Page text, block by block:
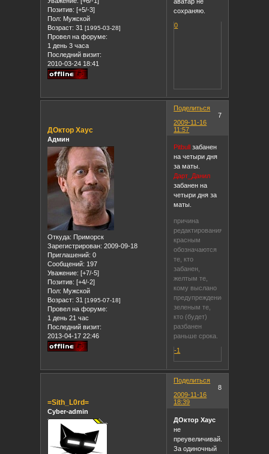
Позитив: [+5/-3]
Пол: Мужской
Возраст: 31[1995-03-28]
Провел на форуме:
1 день 3 часа
Последний визит:
2010-03-24 18:41
сохраняю.
0
Поделиться
7
2009-11-16
11:57
ДОктор Хаус
Админ
Откуда: Приморск
Зарегистрирован: 2009-09-18
Приглашений: 0
Сообщений: 197
Уважение: [+7/-5]
Позитив: [+4/-2]
Пол: Мужской
Возраст: 31[1995-07-18]
Провел на форуме:
1 день 21 час
Последний визит:
2013-04-17 22:46
Pitbull забанен
на четыри дня
за маты.
Дарт_Данил
забанен на
четыри дня за
маты.
причина
редактирования:
красным
обозначаются
те, кто
забанен,
желтым те,
кому выслано
предупреждение,
зеленым те,
кто (будет)
разбанен
раньше срока.
-1
Поделиться
8
2009-11-16
18:39
=Sith_L0rd=
Cyber-admin
ДОктор Хаус
не
преувеличивай.
За одиночный